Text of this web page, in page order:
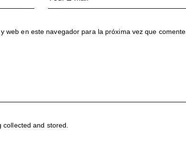
web en este navegador para la próxima vez que comente.
collected and stored